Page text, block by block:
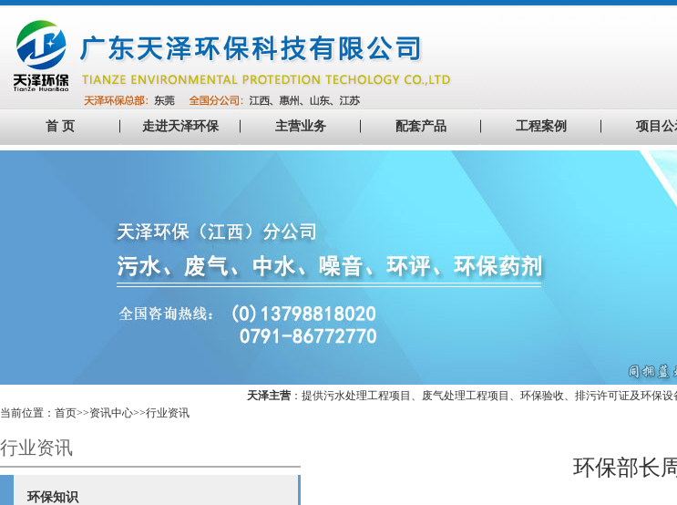
首 页 走进天泽环保 主营业务 配套产品 工程案例 项目公
天泽主营：提供污水处理工程项目、废气处理工程项目、环保验收、排污许可证及环保
当前位置： 首页>>资讯中心>>行业资讯
环保部长
行业资讯
环保知识